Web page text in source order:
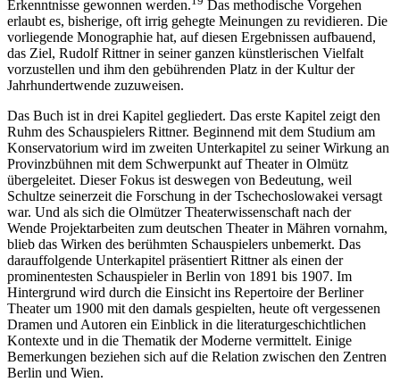
Erkenntnisse gewonnen werden.
Das methodische Vorgehen
erlaubt es, bisherige, oft irrig gehegte Meinungen zu revidieren. Die
vorliegende Monographie hat, auf diesen Ergebnissen aufbauend,
das Ziel, Rudolf Rittner in seiner ganzen künstlerischen Vielfalt
vorzustellen und ihm den gebührenden Platz in der Kultur der
Jahrhundertwende zuzuweisen.
Das Buch ist in drei Kapitel gegliedert. Das erste Kapitel zeigt den
Ruhm des Schauspielers Rittner. Beginnend mit dem Studium am
Konservatorium wird im zweiten Unterkapitel zu seiner Wirkung an
Provinzbühnen mit dem Schwerpunkt auf Theater in Olmütz
übergeleitet. Dieser Fokus ist deswegen von Bedeutung, weil
Schultze seinerzeit die Forschung in der Tschechoslowakei versagt
war. Und als sich die Olmützer Theaterwissenschaft nach der
Wende Projektarbeiten zum deutschen Theater in Mähren vornahm,
blieb das Wirken des berühmten Schauspielers unbemerkt. Das
darauffolgende Unterkapitel präsentiert Rittner als einen der
prominentesten Schauspieler in Berlin von 1891 bis 1907. Im
Hintergrund wird durch die Einsicht ins Repertoire der Berliner
Theater um 1900 mit den damals gespielten, heute oft vergessenen
Dramen und Autoren ein Einblick in die literaturgeschichtlichen
Kontexte und in die Thematik der Moderne vermittelt. Einige
Bemerkungen beziehen sich auf die Relation zwischen den Zentren
Berlin und Wien.